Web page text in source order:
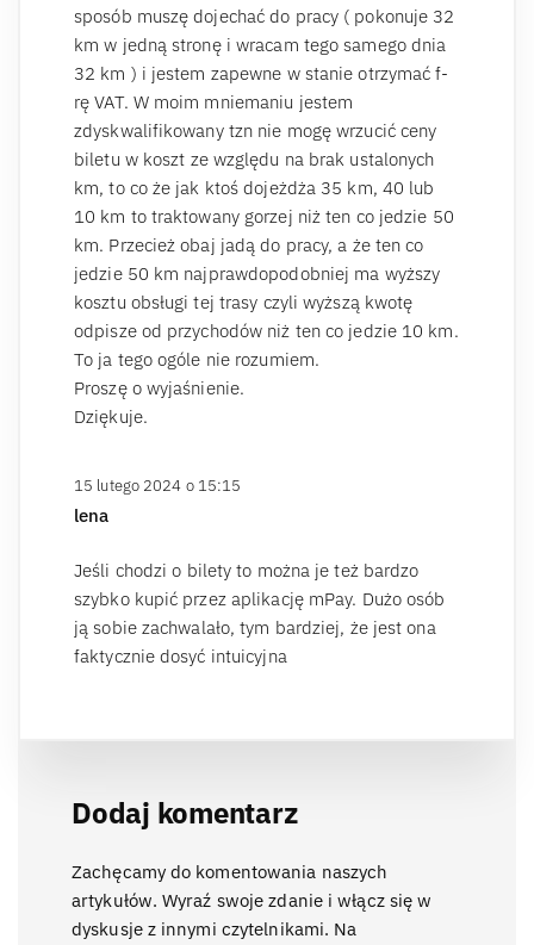
sposób muszę dojechać do pracy ( pokonuje 32
km w jedną stronę i wracam tego samego dnia
32 km ) i jestem zapewne w stanie otrzymać f-
rę VAT. W moim mniemaniu jestem
zdyskwalifikowany tzn nie mogę wrzucić ceny
biletu w koszt ze względu na brak ustalonych
km, to co że jak ktoś dojeżdża 35 km, 40 lub
10 km to traktowany gorzej niż ten co jedzie 50
km. Przecież obaj jadą do pracy, a że ten co
jedzie 50 km najprawdopodobniej ma wyższy
kosztu obsługi tej trasy czyli wyższą kwotę
odpisze od przychodów niż ten co jedzie 10 km.
To ja tego ogóle nie rozumiem.
Proszę o wyjaśnienie.
Dziękuje.
15 lutego 2024 o 15:15
lena
Jeśli chodzi o bilety to można je też bardzo
szybko kupić przez aplikację mPay. Dużo osób
ją sobie zachwalało, tym bardziej, że jest ona
faktycznie dosyć intuicyjna
Dodaj komentarz
Zachęcamy do komentowania naszych
artykułów. Wyraź swoje zdanie i włącz się w
dyskusje z innymi czytelnikami. Na